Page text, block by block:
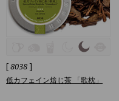
[8038]
低カフェイン焙じ茶 「歌枕」